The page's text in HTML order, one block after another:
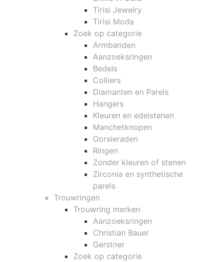
Tirisi Jewelry
Tirisi Moda
Zoek op categorie
Armbanden
Aanzoeksringen
Bedels
Colliers
Diamanten en Parels
Hangers
Kleuren en edelstenen
Manchetknopen
Oorsieraden
Ringen
Zonder kleuren of stenen
Zirconia en synthetische
parels
Trouwringen
Trouwring merken
Aanzoeksringen
Christian Bauer
Gerstner
Zoek op categorie